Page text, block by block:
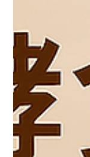
【新商品企画】
チヂミを共同開